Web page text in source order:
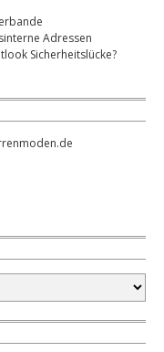
Adressen
Sicherheitslücke?